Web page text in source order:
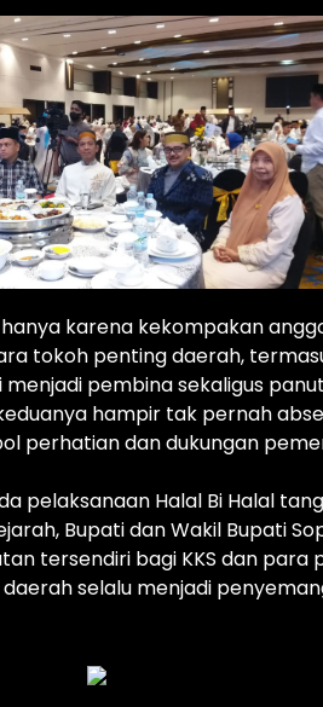
hanya karena kekompakan
tokoh penting daerah,
pembina sekaligus
hampir tak pernah
perhatian dan dukungan
pelaksanaan Halal Bi Halal
Bupati dan Wakil Bupati
tersendiri bagi KKS dan para
selalu menjadi